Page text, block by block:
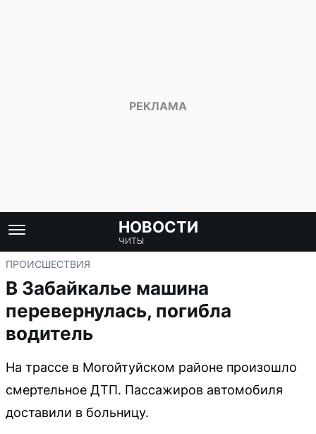
НОВОСТИ
ЧИТЫ
ПРОИСШЕСТВИЯ
В Забайкалье машина
перевернулась, погибла
водитель
На трассе в Могойтуйском районе произошло
смертельное ДТП. Пассажиров автомобиля
доставили в больницу.